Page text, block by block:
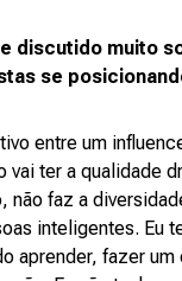
discutido muito
se
entre um
vai ter a qualidade
não faz a
inteligentes. Eu
aprender, fazer